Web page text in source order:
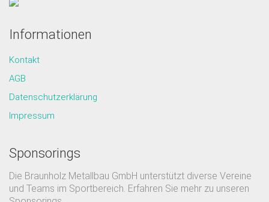
Informationen
Kontakt
AGB
Datenschutzerklärung
Impressum
Sponsorings
Die Braunholz Metallbau GmbH unterstützt diverse Vereine
und Teams im Sportbereich. Erfahren Sie mehr zu unseren